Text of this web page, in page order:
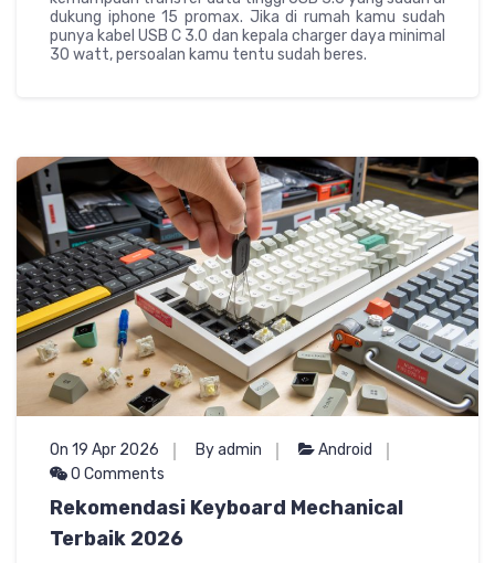
dukung iphone 15 promax. Jika di rumah kamu sudah
punya kabel USB C 3.0 dan kepala charger daya minimal
30 watt, persoalan kamu tentu sudah beres.
On 19 Apr 2026 By admin
Android
0 Comments
Rekomendasi Keyboard Mechanical
Terbaik 2026